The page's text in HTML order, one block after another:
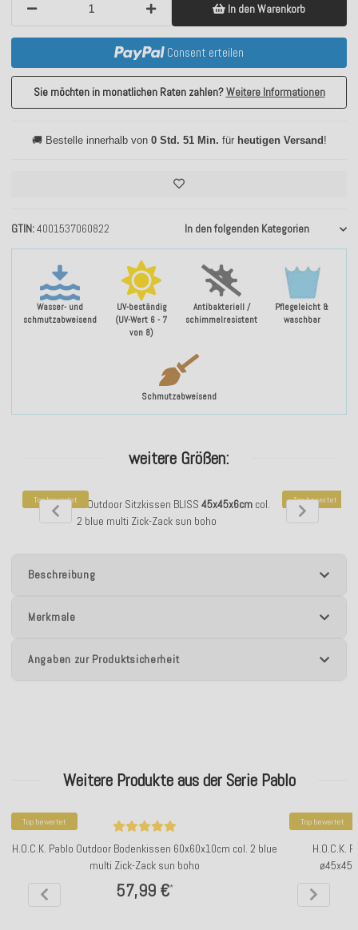
Wasser- und
schmutzabweisend
UV-beständig
(UV-Wert 6 - 7
von 8)
Antibakteriell /
schimmelresistent
Pflegeleicht &
waschbar
Schmutzabweisend
GTIN 4001537060822 In den folgenden Kategorien
In den Warenkorb
Consent erteilen
Sie möchten in monatlichen Raten zahlen?Weitere Informationen
🚚 Bestelle innerhalb von 0 Std. 51 Min. für heutigen Versand!
weitere Größen:
Top bewertet
H.O.C.K. Pablo Outdoor Sitzkissen BLISS 45x45x6cm col.
2 blue multi Zick-Zack sun boho
Top bewertet
H.O.C.K. Pablo
Beschreibung
Merkmale
Angaben zur Produktsicherheit
Weitere Produkte aus der Serie Pablo
Top bewertet
H.O.C.K. Pablo Outdoor Bodenkissen 60x60x10cm col. 2 blue
multi Zick-Zack sun boho
57,99 €*
Top bewertet
H.O.C.K.